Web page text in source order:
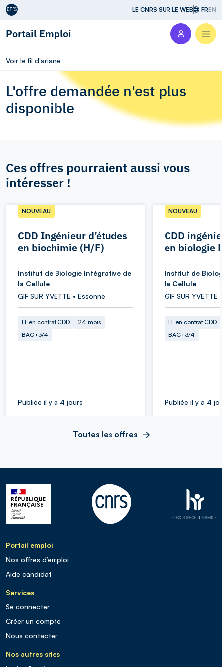
Aller au contenu LE CNRS SUR LE WEB FREN
Portail Emploi
Voir le fil d'ariane
L'offre demandée n'est plus
disponible
Ces offres pourraient aussi vous
intéresser !
CDD Ingénieur d’études
en biochimie (H/F)
NOUVEAU
Institut de Biologie Intégrative de
la Cellule
GIF SUR YVETTE • Essonne
IT en contrat CDD
24 mois
BAC+3/4
Publiée il y a 4 jours
CDD
en biologie
NOUVEAU
Institut de
la Cellule
GIF SUR YVETTE
IT en contrat CDD
BAC+3/4
Publiée il y a 4
Toutes les offres
Portail emploi
Nos offres d’emploi
Aide candidat
Services
Se connecter
Créer un compte
Nous contacter
Nos autres sites